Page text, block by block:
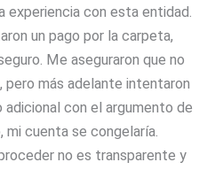
experiencia con esta entidad.
un pago por la carpeta,
Me aseguraron que no
pero más adelante intentaron
con el argumento de
mi cuenta se congelaría.
no es transparente y